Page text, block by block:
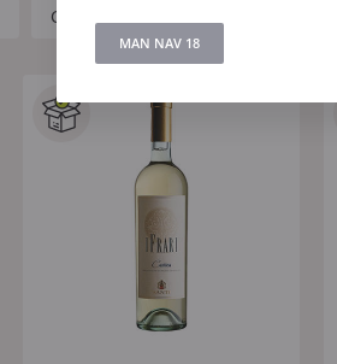
Chardonnay
MAN NAV 18